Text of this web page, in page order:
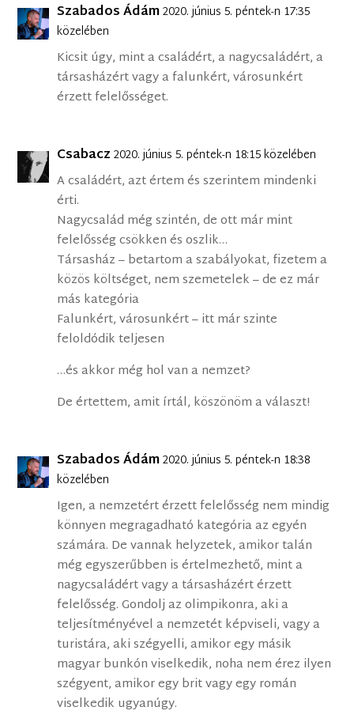
Szabados Ádám2020. június 5. péntek-n 17:35
közelében
Kicsit úgy, mint a családért, a nagycsaládért, a
társasházért vagy a falunkért, városunkért
érzett felelősséget.
Csabacz 2020. június 5. péntek-n 18:15 közelében
A családért, azt értem és szerintem mindenki
érti.
Nagycsalád még szintén, de ott már mint
felelősség csökken és oszlik…
Társasház – betartom a szabályokat, fizetem a
közös költséget, nem szemetelek – de ez már
más kategória
Falunkért, városunkért – itt már szinte
feloldódik teljesen
…és akkor még hol van a nemzet?
De értettem, amit írtál, köszönöm a választ!
Szabados Ádám2020. június 5. péntek-n 18:38
közelében
Igen, a nemzetért érzett felelősség nem mindig
könnyen megragadható kategória az egyén
számára. De vannak helyzetek, amikor talán
még egyszerűbben is értelmezhető, mint a
nagycsaládért vagy a társasházért érzett
felelősség. Gondolj az olimpikonra, aki a
teljesítményével a nemzetét képviseli, vagy a
turistára, aki szégyelli, amikor egy másik
magyar bunkón viselkedik, noha nem érez ilyen
szégyent, amikor egy brit vagy egy román
viselkedik ugyanúgy.